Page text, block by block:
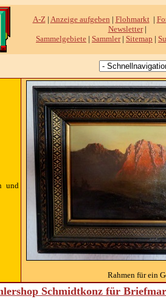
A-Z| Anzeige aufgeben | Flohmarkt|
Newsletter|
Sammelgebiete | Sammler| Sitemap |
und
Rahmen für ein
Schmidtkonz für